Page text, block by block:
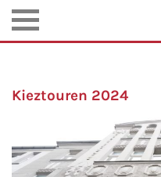
Kieztouren 2024